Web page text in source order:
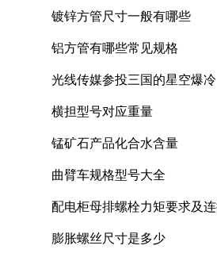
镀锌方管尺寸一般有哪些
铝方管有哪些常见规格
光线传媒参投三国的星空爆冷
横担型号对应重量
锰矿石产品化合水含量
曲臂车规格型号大全
配电柜母排螺栓力矩要求及
膨胀螺丝尺寸是多少